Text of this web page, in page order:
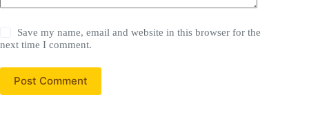
Save my name, email and website in this browser for the
next time I comment.
Post Comment